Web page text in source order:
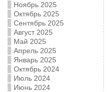
Ноябрь 2025
Октябрь 2025
Сентябрь 2025
Август 2025
Май 2025
Апрель 2025
Январь 2025
Октябрь 2024
Июль 2024
Июнь 2024